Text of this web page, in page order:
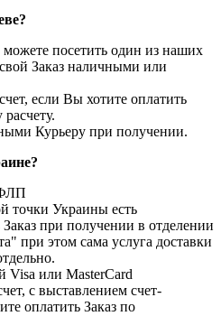
посетить один из наших
Заказ наличными или
если Вы хотите оплатить
Курьеру при получении.
ФЛП
точки Украины есть
при получении в отделении
при этом сама услуга доставки
Visa или MasterCard
с выставлением счет-
оплатить Заказ по